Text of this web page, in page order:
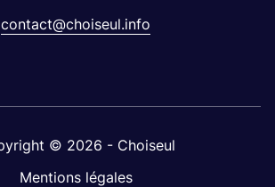
contact@choiseul.info
© 2026 - Choiseul
Mentions légales